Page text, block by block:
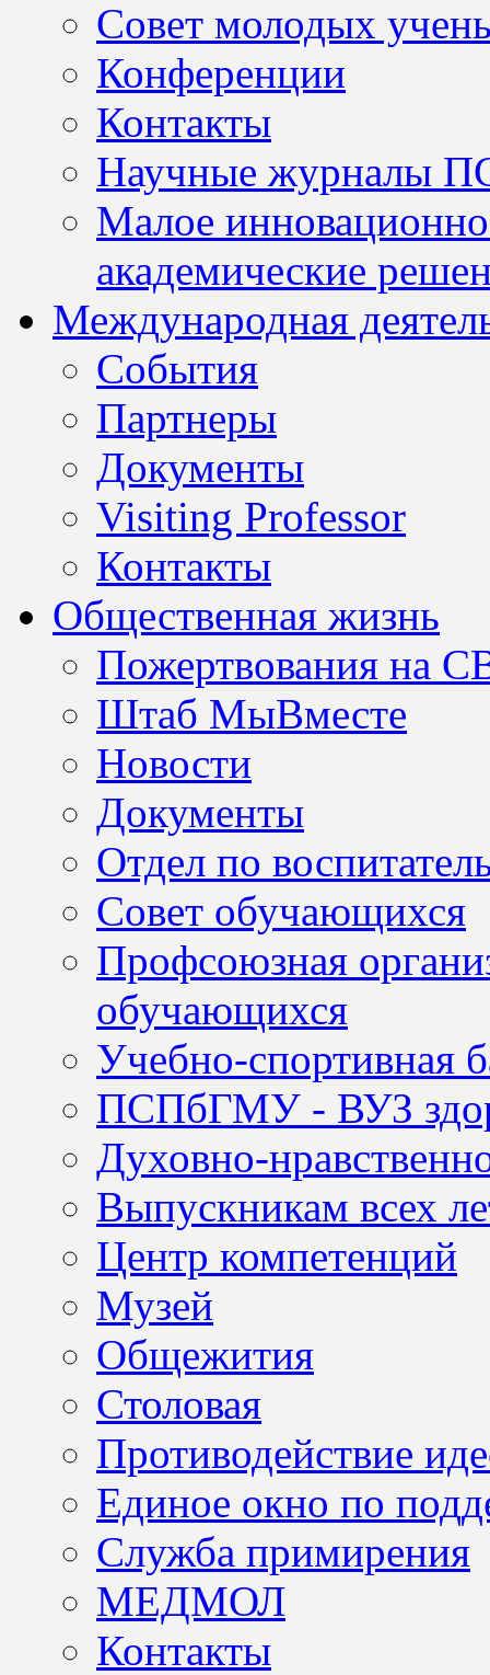
Совет молодых
Конференции
Контакты
Научные журналы
Малое
академические
Международная
События
Партнеры
Документы
Visiting Professor
Контакты
Общественная жизнь
Пожертвования на
Штаб МыВместе
Новости
Документы
Отдел по
Совет обучающихся
Профсоюзная
обучающихся
Учебно-спортивная
ПСПбГМУ - ВУЗ
Духовно-
Выпускникам всех
Центр компетенций
Музей
Общежития
Столовая
Противодействие
Единое окно по
Служба примирения
МЕДМОЛ
Контакты